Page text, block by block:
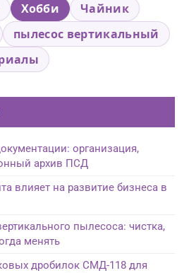
Хобби
Чайник
пылесос вертикальный
организация,
архив ПСД
влияет на развитие бизнеса в
пылесоса: чистка,
менять
дробилок СМД-118 для